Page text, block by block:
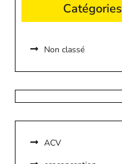
Catégories
Non classé
ACV